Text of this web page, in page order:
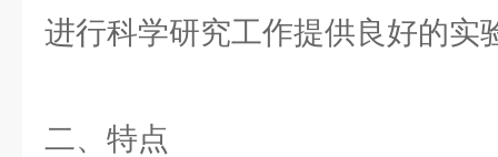
进行科学研究工作提供良好的实
二、特点